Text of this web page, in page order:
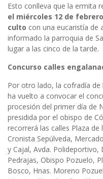
Esto conlleva que la ermita
el miércoles 12 de
culto con una eucaristía de
informado la parroquia de
lugar a las cinco de la tarde.
Concurso calles
Por otro lado, la cofradía de
ha vuelto a convocar el
procesión del primer día de
presidida por el obispo de
recorrerá las calles Plaza de
Cronista Sepúlveda,
y Cajal, Avda. Polideportivo,
Pedrajas, Obispo Pozuelo,
Bosco, Hnas. Moreno